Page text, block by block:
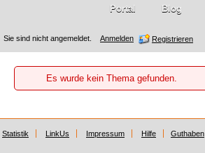
Sie sind nicht angemeldet. Anmelden Registrieren
Portal Blog
Es wurde kein Thema gefunden.
Statistik LinkUs Impressum Hilfe Guthaben